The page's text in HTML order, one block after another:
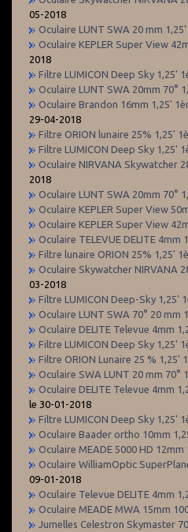
05-2018
Oculaire LUNT SWA 20 mm
Oculaire KEPLER Super View
2018
Filtre LUMICON Deep Sky 1,25'
Oculaire LUNT SWA 20mm 70°
Oculaire Brandon 16mm 1,25'
29-04-2018
Filtre ORION lunaire 25% 1,25'
Filtre LUMICON Deep Sky 1,25'
Oculaire NIRVANA Skywatcher
2018
Oculaire LUNT SWA 20mm 70°
Oculaire KEPLER Super View
Oculaire KEPLER Super View
Oculaire TELEVUE DELITE 4mm
Filtre lunaire ORION 25% 1,25'
Oculaire Skywatcher NIRVANA
03-2018
Filtre LUMICON Deep-Sky 1,25'
Oculaire LUNT SWA 70° 20 mm
Oculaire DELITE Televue 4mm
Filtre LUMICON Deep Sky 1,25'
Filtre ORION Lunaire 25 % 1,25'
Oculaire SWA LUNT 20 mm 70°
Oculaire DELITE Televue 4mm
le 30-01-2018
Filtre LUMICON Deep Sky 1,25'
Oculaire Baader ortho 10mm
Oculaire MEADE 5000 HD 12mm
Oculaire WilliamOptic
09-01-2018
Oculaire Televue DELITE 4mm
Oculaire MEADE MWA 15mm
Jumelles Celestron Skymaster